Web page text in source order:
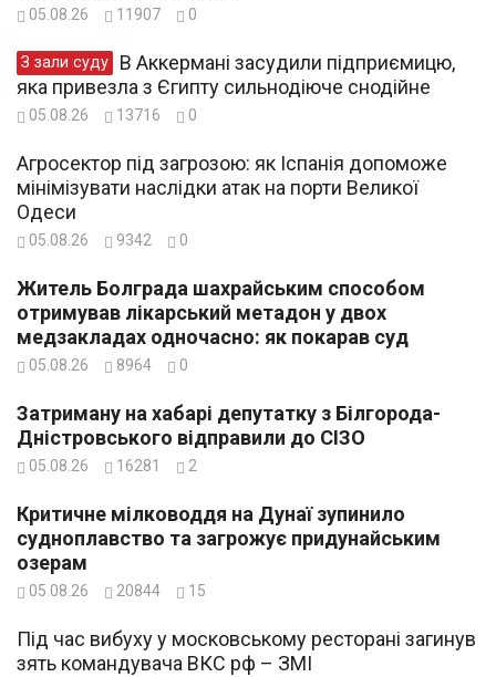
05.08.26 11907 0
З зали суду
яка привезла з Єгипту сильнодіюче снодійне
05.08.26 13716 0
Агросектор під загрозою: як Іспанія допоможе
мінімізувати наслідки атак на порти Великої
Одеси
05.08.26 9342 0
Житель Болграда шахрайським способом
отримував лікарський метадон у двох
медзакладах одночасно: як покарав суд
05.08.26 8964 0
Затриману на хабарі депутатку з Білгорода-
Дністровського відправили до СІЗО
05.08.26 16281 2
Критичне мілководдя на Дунаї зупинило
судноплавство та загрожує придунайським
озерам
05.08.26 20844 15
Під час вибуху у московському ресторані загинув
зять командувача ВКС рф – ЗМІ